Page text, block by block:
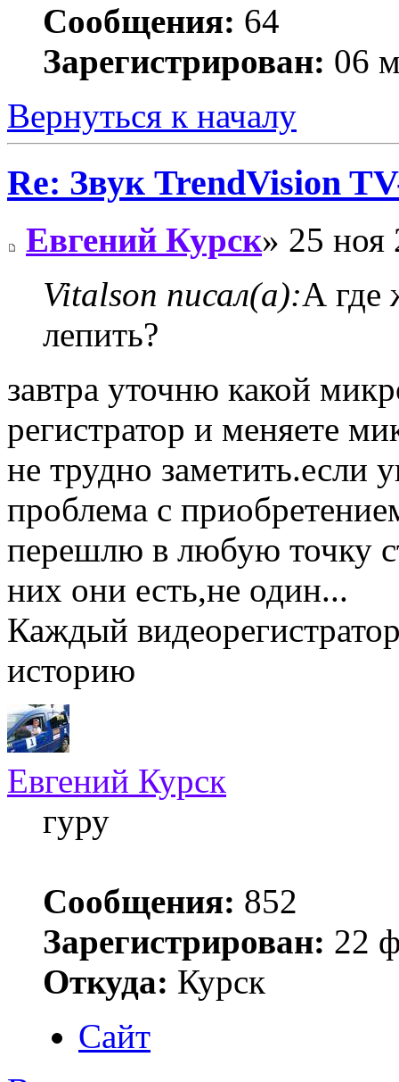
Сообщения: 64
Зарегистрирован: 06
Вернуться к началу
Re: Звук TrendVision
Евгений Курск» 25 ноя
Vitalson писал(а):А где
лепить?
завтра уточню какой
регистратор и меняете
не трудно заметить.если
проблема с
перешлю в любую точку
них они есть,не один...
Каждый
историю
Евгений Курск
гуру
Сообщения: 852
Зарегистрирован: 22
Откуда: Курск
Сайт